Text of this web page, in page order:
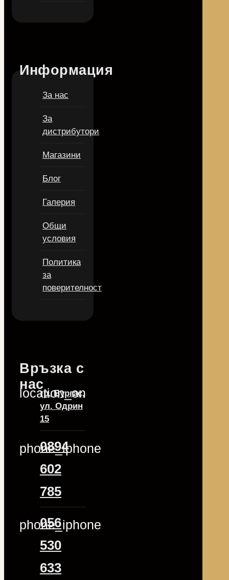
Информация
За нас
За
дистрибутори
Магазини
Блог
Галерия
Общи
условия
Политика
за
поверителност
Връзка с
нас
location_on
гр. Бургас,
ул. Одрин
15
phone_iphone
0894
602
785
phone_iphone
056
530
633